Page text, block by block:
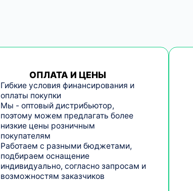
ОПЛАТА И ЦЕНЫ
Гибкие условия финансирования и
оплаты покупки
Мы - оптовый дистрибьютор,
поэтому можем предлагать более
низкие цены розничным
покупателям
Работаем с разными бюджетами,
подбираем оснащение
индивидуально, согласно запросам и
возможностям заказчиков